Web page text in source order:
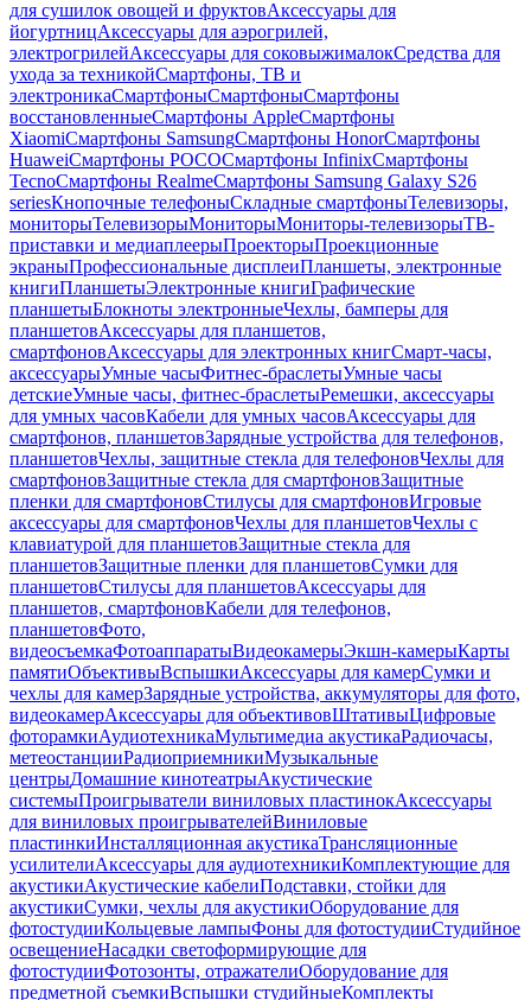
для сушилок овощей и фруктовАксессуары для
йогуртницАксессуары для аэрогрилей,
электрогрилейАксессуары для соковыжималокСредства для
ухода за техникойСмартфоны, ТВ и
электроникаСмартфоныСмартфоныСмартфоны
восстановленныеСмартфоны AppleСмартфоны
XiaomiСмартфоны SamsungСмартфоны HonorСмартфоны
HuaweiСмартфоны POCOСмартфоны InfinixСмартфоны
TecnoСмартфоны RealmeСмартфоны Samsung Galaxy S26
seriesКнопочные телефоныСкладные смартфоныТелевизоры,
мониторыТелевизорыМониторыМониторы-телевизорыТВ-
приставки и медиаплеерыПроекторыПроекционные
экраныПрофессиональные дисплеиПланшеты, электронные
книгиПланшетыЭлектронные книгиГрафические
планшетыБлокноты электронныеЧехлы, бамперы для
планшетовАксессуары для планшетов,
смартфоновАксессуары для электронных книгСмарт-часы,
аксессуарыУмные часыФитнес-браслетыУмные часы
детскиеУмные часы, фитнес-браслетыРемешки, аксессуары
для умных часовКабели для умных часовАксессуары для
смартфонов, планшетовЗарядные устройства для телефонов,
планшетовЧехлы, защитные стекла для телефоновЧехлы для
смартфоновЗащитные стекла для смартфоновЗащитные
пленки для смартфоновСтилусы для смартфоновИгровые
аксессуары для смартфоновЧехлы для планшетовЧехлы с
клавиатурой для планшетовЗащитные стекла для
планшетовЗащитные пленки для планшетовСумки для
планшетовСтилусы для планшетовАксессуары для
планшетов, смартфоновКабели для телефонов,
планшетовФото,
видеосъемкаФотоаппаратыВидеокамерыЭкшн-камерыКарты
памятиОбъективыВспышкиАксессуары для камерСумки и
чехлы для камерЗарядные устройства, аккумуляторы для фото,
видеокамерАксессуары для объективовШтативыЦифровые
фоторамкиАудиотехникаМультимедиа акустикаРадиочасы,
метеостанцииРадиоприемникиМузыкальные
центрыДомашние кинотеатрыАкустические
системыПроигрыватели виниловых пластинокАксессуары
для виниловых проигрывателейВиниловые
пластинкиИнсталляционная акустикаТрансляционные
усилителиАксессуары для аудиотехникиКомплектующие для
акустикиАкустические кабелиПодставки, стойки для
акустикиСумки, чехлы для акустикиОборудование для
фотостудииКольцевые лампыФоны для фотостудииСтудийное
освещениеНасадки светоформирующие для
фотостудииФотозонты, отражателиОборудование для
предметной съемкиВспышки студийныеКомплекты